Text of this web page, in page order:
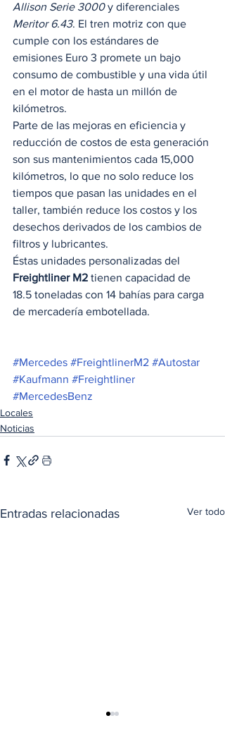
Allison Serie 3000 y diferenciales
Meritor 6.43. El tren motriz con que
cumple con los estándares de
emisiones Euro 3 promete un bajo
consumo de combustible y una vida útil
en el motor de hasta un millón de
kilómetros.
Parte de las mejoras en eficiencia y
reducción de costos de esta generación
son sus mantenimientos cada 15,000
kilómetros, lo que no solo reduce los
tiempos que pasan las unidades en el
taller, también reduce los costos y los
desechos derivados de los cambios de
filtros y lubricantes.
Éstas unidades personalizadas del
Freightliner M2 tienen capacidad de
18.5 toneladas con 14 bahías para carga
de mercadería embotellada.
#Mercedes #FreightlinerM2 #Autostar
#Kaufmann #Freightliner
#MercedesBenz
Locales
Noticias
Entradas relacionadas Ver todo